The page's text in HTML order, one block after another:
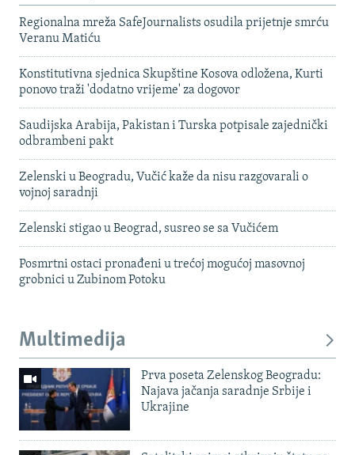
Regionalna mreža SafeJournalists osudila prijetnje smrću
Veranu Matiću
Konstitutivna sjednica Skupštine Kosova odložena, Kurti
ponovo traži 'dodatno vrijeme' za dogovor
Saudijska Arabija, Pakistan i Turska potpisale zajednički
odbrambeni pakt
Zelenski u Beogradu, Vučić kaže da nisu razgovarali o
vojnoj saradnji
Zelenski stigao u Beograd, susreo se sa Vučićem
Posmrtni ostaci pronađeni u trećoj mogućoj masovnoj
grobnici u Zubinom Potoku
Multimedija
Prva poseta Zelenskog Beogradu:
Najava jačanja saradnje Srbije i
Ukrajine